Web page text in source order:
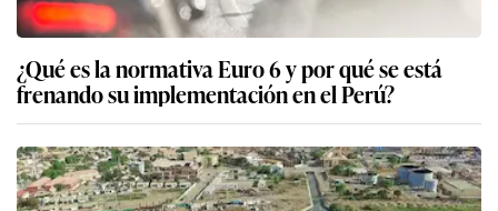
¿Qué es la normativa Euro 6 y por qué se está
frenando su implementación en el Perú?